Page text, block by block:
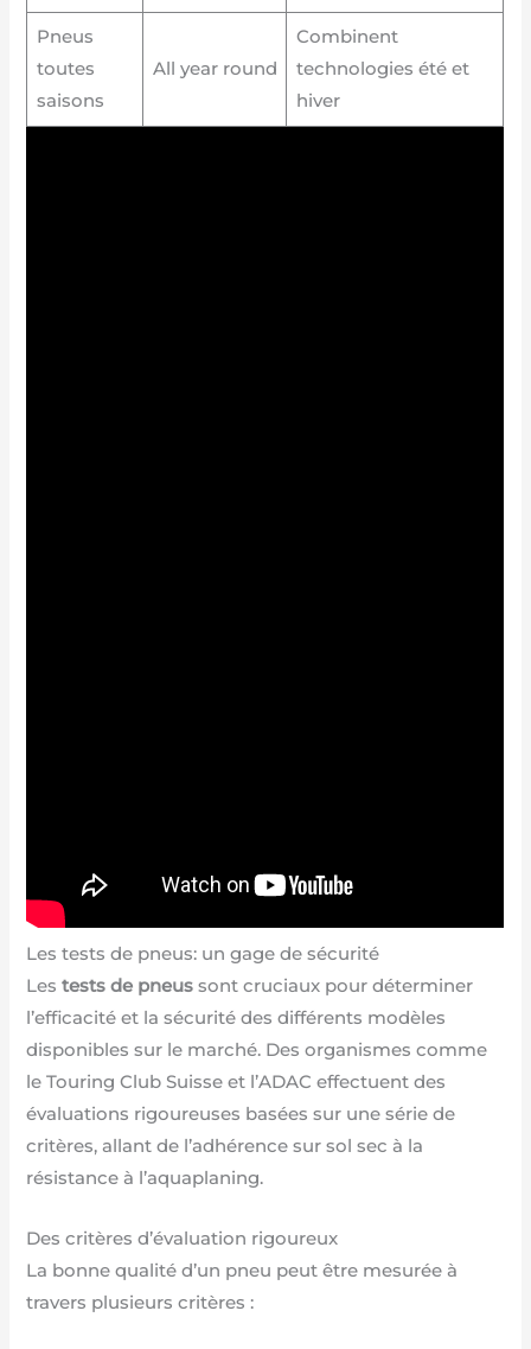
Pneus
toutes
saisons
All year round
Combinent
technologies été et
hiver
Les tests de pneus: un gage de sécurité
Lestests de pneus sont cruciaux pour déterminer
l’efficacité et la sécurité des différents modèles
disponibles sur le marché. Des organismes comme
le Touring Club Suisse et l’ADAC effectuent des
évaluations rigoureuses basées sur une série de
critères, allant de l’adhérence sur sol sec à la
résistance à l’aquaplaning.
Des critères d’évaluation rigoureux
La bonne qualité d’un pneu peut être mesurée à
travers plusieurs critères :